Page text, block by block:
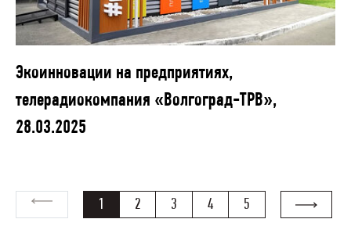
Экоинновации на предприятиях,
телерадиокомпания «Волгоград-ТРВ»,
28.03.2025
1 2 3 4 5